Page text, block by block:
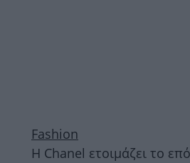
Fashion
Η Chanel ετοιμάζει το